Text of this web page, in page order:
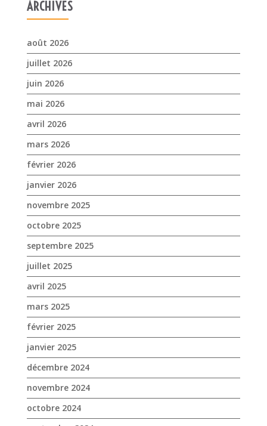
mai 2026
mars 2026
février 2026
janvier 2026
novembre 2025
octobre 2025
septembre 2025
juillet 2025
avril 2025
mars 2025
février 2025
janvier 2025
décembre 2024
novembre 2024
octobre 2024
septembre 2024
août 2024
juin 2024
mai 2024
avril 2024